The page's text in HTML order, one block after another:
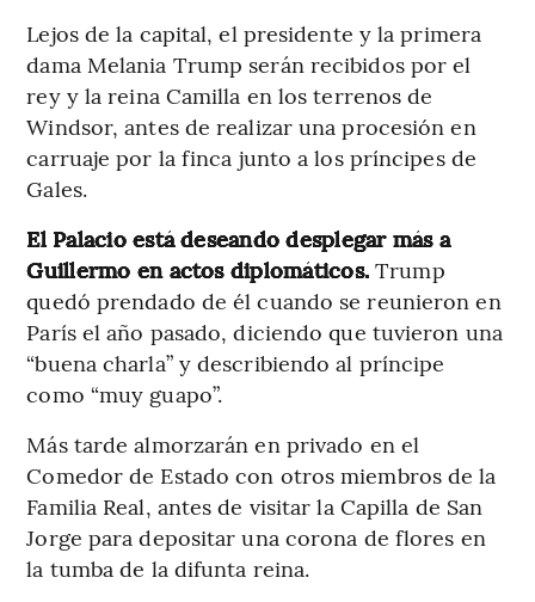
Lejos de la capital, el presidente y la primera
dama Melania Trump serán recibidos por el
rey y la reina Camilla en los terrenos de
Windsor, antes de realizar una procesión en
carruaje por la finca junto a los príncipes de
Gales.
El Palacio está deseando desplegar más a
Guillermo en actos diplomáticos. Trump
quedó prendado de él cuando se reunieron en
París el año pasado, diciendo que tuvieron una
“buena charla” y describiendo al príncipe
como “muy guapo”.
Más tarde almorzarán en privado en el
Comedor de Estado con otros miembros de la
Familia Real, antes de visitar la Capilla de San
Jorge para depositar una corona de flores en
la tumba de la difunta reina.